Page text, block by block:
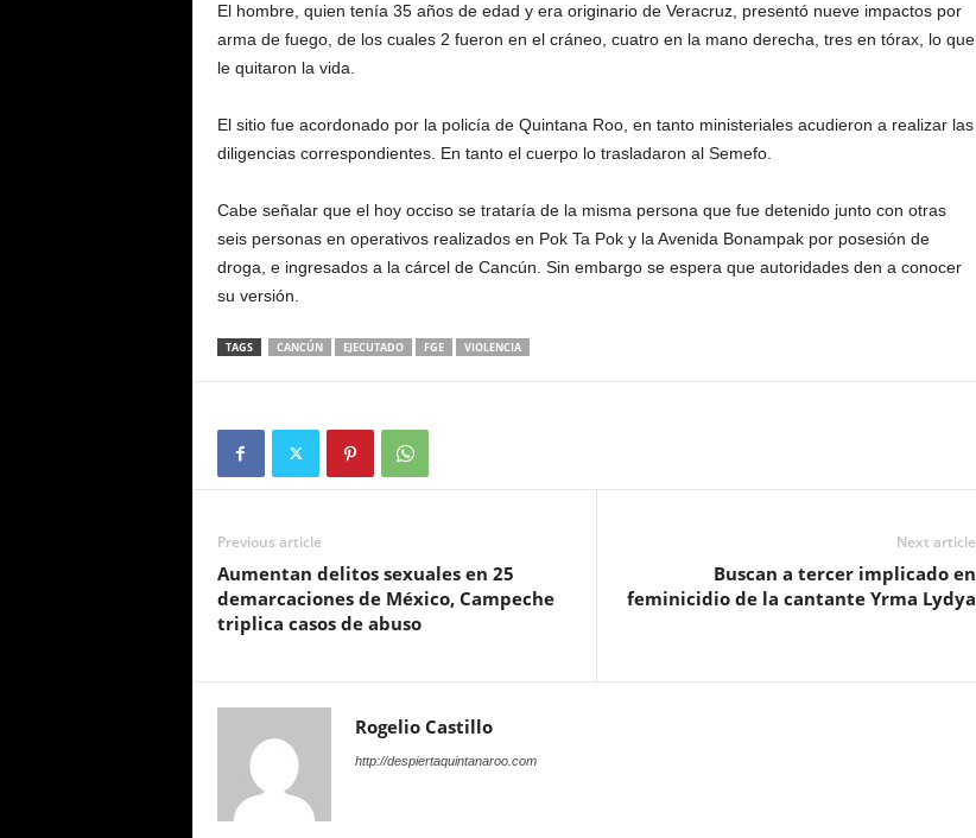
El hombre, quien tenía 35 años de edad y era originario de Veracruz, presentó nueve impactos por
arma de fuego, de los cuales 2 fueron en el cráneo, cuatro en la mano derecha, tres en tórax, lo que
le quitaron la vida.
El sitio fue acordonado por la policía de Quintana Roo, en tanto ministeriales acudieron a realizar las
diligencias correspondientes. En tanto el cuerpo lo trasladaron al Semefo.
Cabe señalar que el hoy occiso se trataría de la misma persona que fue detenido junto con otras
seis personas en operativos realizados en Pok Ta Pok y la Avenida Bonampak por posesión de
droga, e ingresados a la cárcel de Cancún. Sin embargo se espera que autoridades den a conocer
su versión.
TAGS CANCÚN EJECUTADO FGE VIOLENCIA
Previous article
Aumentan delitos sexuales en 25
demarcaciones de México, Campeche
triplica casos de abuso
Next article
Buscan a tercer implicado en
feminicidio de la cantante Yrma Lydya
Rogelio Castillo
http://despiertaquintanaroo.com